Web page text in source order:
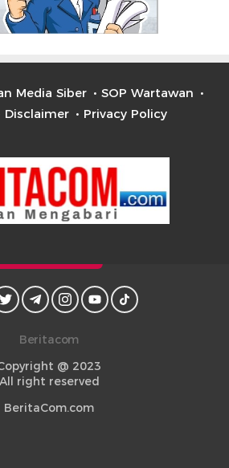
Media Siber
SOP Wartawan
Disclaimer Privacy Policy
Beritacom
@ 2023
All right reserved
BeritaCom.com